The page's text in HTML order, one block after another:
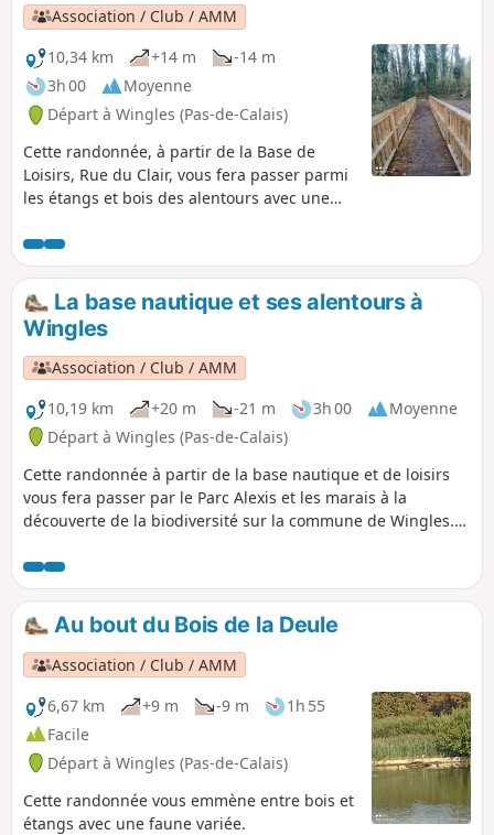
Association / Club / AMM
10,34 km
+14 m
-14 m
3h 00
Moyenne
Départ à Wingles (Pas-de-Calais)
Cette randonnée, à partir de la Base de
Loisirs, Rue du Clair, vous fera passer parmi
les étangs et bois des alentours avec une
montées sans oublier le Flot de Wingles
La base nautique et ses alentours à
Wingles
Association / Club / AMM
10,19 km
+20 m -21 m 3h 00
Moyenne
Départ à Wingles (Pas-de-Calais)
Cette randonnée à partir de la base nautique et de loisirs
vous fera passer par le Parc Alexis et les marais à la
découverte de la biodiversité sur la commune de Wingles.
s'avérer utile au vu des nombreux chemins présents.
Au bout du Bois de la Deule
Association / Club / AMM
6,67 km
+9 m -9 m
1h 55
Facile
Départ à Wingles (Pas-de-Calais)
Cette randonnée vous emmène entre bois et
étangs avec une faune variée.